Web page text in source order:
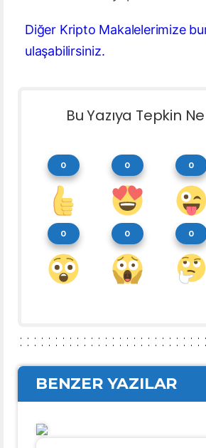
Diğer Kripto Makalelerimize
ulaşabilirsiniz.
Bu Yazıya Tepkin
0 0 0
0 0 0
BENZER YAZILAR